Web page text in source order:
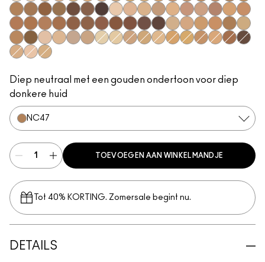
NC5​NC10​NC15​NC16​NC17​NC25​NC27​NC30​NC37​NC38​NC40​NC43.5​
NC44​NC44.5​
NC45​NC45.5​
NC46​
NC47​NC50​NC55​NC58​NC60​NC63​NC65​NW5​NW10​NW13​NW18​NW20​NW25​NW30​
NW33​NW35​
NW40​
NW43​NW44​NW45​NW46​NW48​NW50​NW53​NW55​NW57​NW58​NW65​
C3.5​C4.5​C5​C5.5​
C8​C40​
C45​C55​N4​N5​
Diep neutraal met een gouden ondertoon voor diep
donkere huid
NC47​
TOEVOEGEN AAN WINKELMANDJE
Tot 40% KORTING. Zomersale begint nu.
DETAILS